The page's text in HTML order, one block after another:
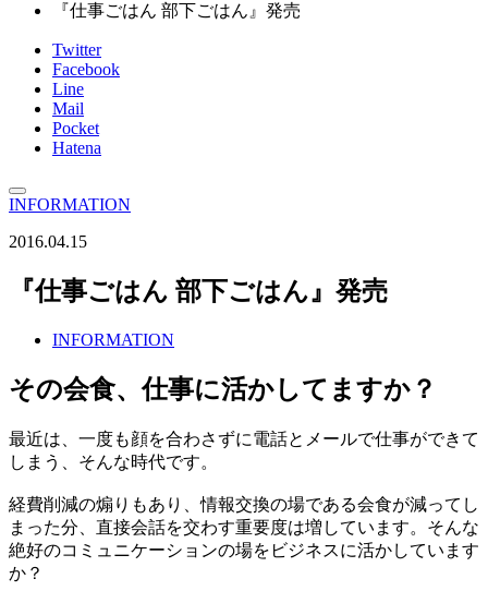
『仕事ごはん 部下ごはん』発売
Twitter
Facebook
Line
Mail
Pocket
Hatena
INFORMATION
2016.04.15
『仕事ごはん 部下ごはん』発売
INFORMATION
その会食、仕事に活かしてますか？
最近は、一度も顔を合わさずに電話とメールで仕事ができて
しまう、そんな時代です。
経費削減の煽りもあり、情報交換の場である会食が減ってし
まった分、直接会話を交わす重要度は増しています。そんな
絶好のコミュニケーションの場をビジネスに活かしています
か？